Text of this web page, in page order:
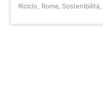
Riciclo
Roma Sostenibilità